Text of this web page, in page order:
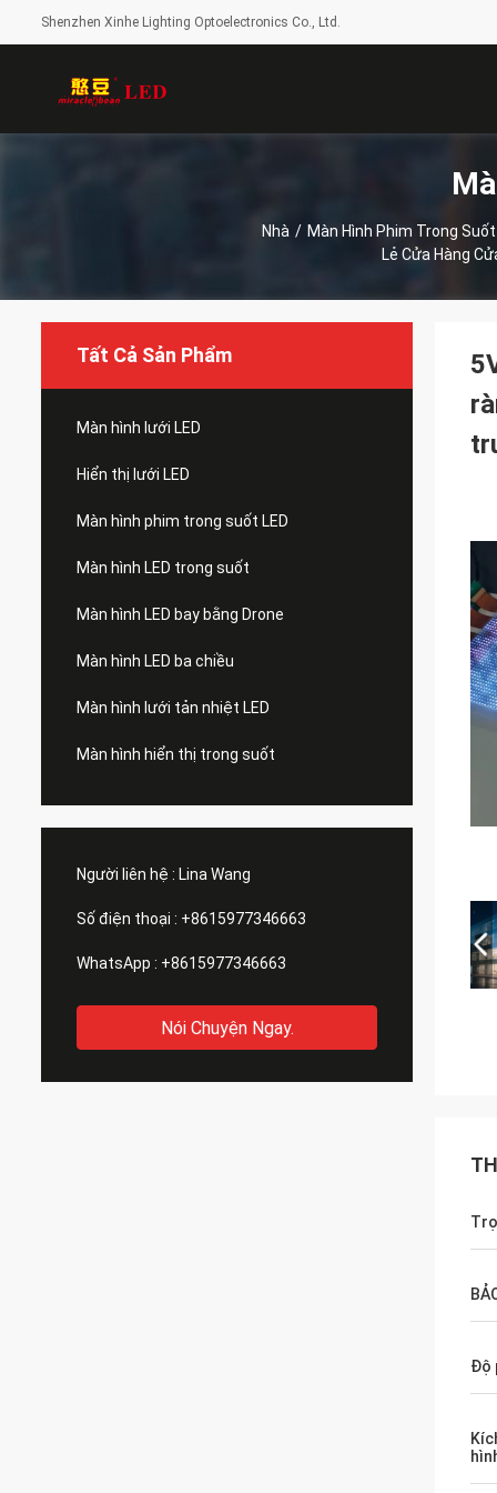
Shenzhen Xinhe Lighting Optoelectronics Co., Ltd.
Nhà / Màn Hình Phim Trong Suốt
Lẻ Cửa Hàng
Tất Cả Sản Phẩm
Màn hình lưới LED
Hiển thị lưới LED
Màn hình phim trong suốt LED
Màn hình LED trong suốt
Màn hình LED bay bằng Drone
Màn hình LED ba chiều
Màn hình lưới tản nhiệt LED
Màn hình hiển thị trong suốt
Người liên hệ : Lina Wang
Số điện thoại : +8615977346663
WhatsApp : +8615977346663
Nói Chuyện Ngay.
Độ